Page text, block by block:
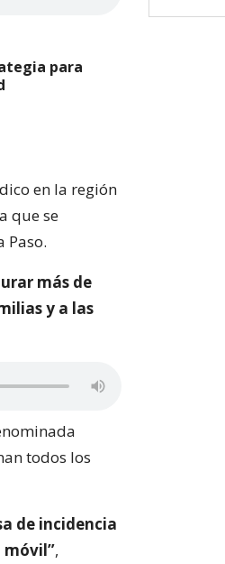
para
en la región
que se
Paso.
más de
y a las
todos los
de incidencia
móvil”,